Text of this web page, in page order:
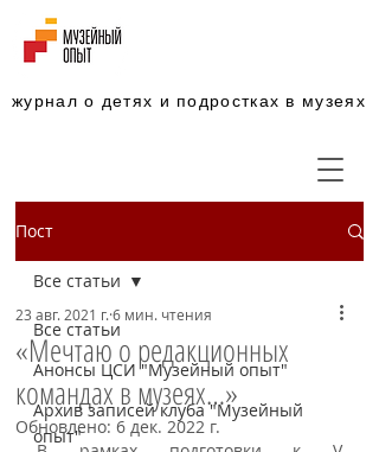
журнал о детях и подростках в музеях
Пост
Все статьи
Анонсы ЦСИ "Музейный опыт"
Архив записей клуба "Музейный
опыт"
Все статьи
«Мечтаю о редакционных
командах в музеях…»
23 авг. 2021 г. 6 мин. чтения
Обновлено: 6 дек. 2022 г.